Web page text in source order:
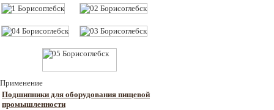
Применение
Подшипники для оборудования пищевой
промышленности